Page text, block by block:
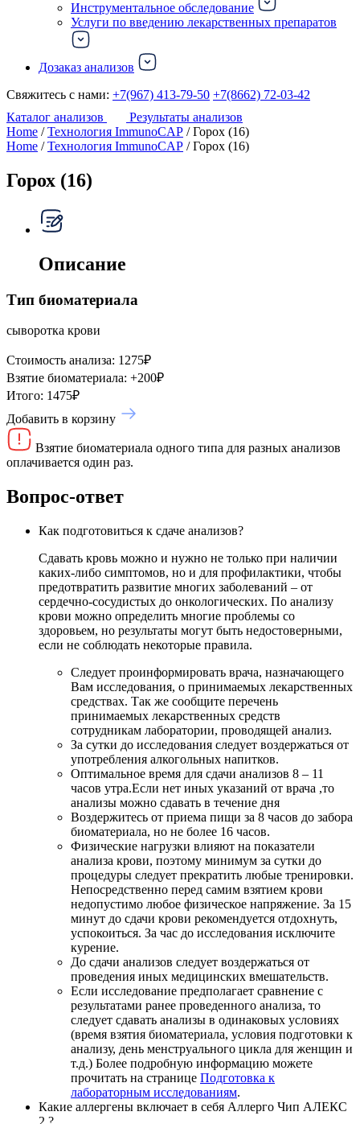
Инструментальное обследование
Услуги по введению лекарственных препаратов
Дозаказ анализов
Свяжитесь с нами: +7(967) 413-79-50 +7(8662) 72-03-42
Каталог анализов
Результаты анализов
Home /Технология ImmunoCAP / Горох (16)
Home /Технология ImmunoCAP / Горох (16)
Горох (16)
Описание
Тип биоматериала
сыворотка крови
Стоимость анализа: 1275₽
Взятие биоматериала: +200₽
Итого: 1475₽
Добавить в корзину
Взятие биоматериала одного типа для разных анализов
оплачивается один раз.
Вопрос-ответ
Как подготовиться к сдаче анализов?
Сдавать кровь можно и нужно не только при наличии
каких-либо симптомов, но и для профилактики, чтобы
предотвратить развитие многих заболеваний – от
сердечно-сосудистых до онкологических. По анализу
крови можно определить многие проблемы со
здоровьем, но результаты могут быть недостоверными,
если не соблюдать некоторые правила.
Следует проинформировать врача, назначающего
Вам исследования, о принимаемых лекарственных
средствах. Так же сообщите перечень
принимаемых лекарственных средств
сотрудникам лаборатории, проводящей анализ.
За сутки до исследования следует воздержаться от
употребления алкогольных напитков.
Оптимальное время для сдачи анализов 8 – 11
часов утра.Если нет иных указаний от врача ,то
анализы можно сдавать в течение дня
Воздержитесь от приема пищи за 8 часов до забора
биоматериала, но не более 16 часов.
Физические нагрузки влияют на показатели
анализа крови, поэтому минимум за сутки до
процедуры следует прекратить любые тренировки.
Непосредственно перед самим взятием крови
недопустимо любое физическое напряжение. За 15
минут до сдачи крови рекомендуется отдохнуть,
успокоиться. За час до исследования исключите
курение.
До сдачи анализов следует воздержаться от
проведения иных медицинских вмешательств.
Если исследование предполагает сравнение с
результатами ранее проведенного анализа, то
следует сдавать анализы в одинаковых условиях
(время взятия биоматериала, условия подготовки к
анализу, день менструального цикла для женщин и
т.д.) Более подробную информацию можете
прочитать на странице Подготовка к
лабораторным исследованиям.
Какие аллергены включает в себя Аллерго Чип АЛЕКС